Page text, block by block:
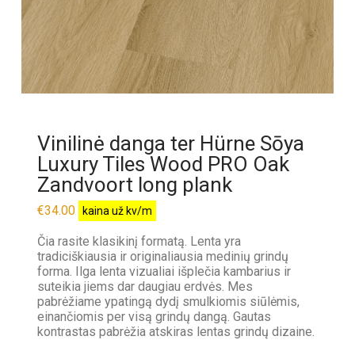
Vinilinė danga ter Hürne Sōya
Luxury Tiles Wood PRO Oak
Zandvoort long plank
€34.00 kaina už kv/m
Čia rasite klasikinį formatą. Lenta yra
tradiciškiausia ir originaliausia medinių grindų
forma. Ilga lenta vizualiai išplečia kambarius ir
suteikia jiems dar daugiau erdvės. Mes
pabrėžiame ypatingą dydį smulkiomis siūlėmis,
einančiomis per visą grindų dangą. Gautas
kontrastas pabrėžia atskiras lentas grindų dizaine.